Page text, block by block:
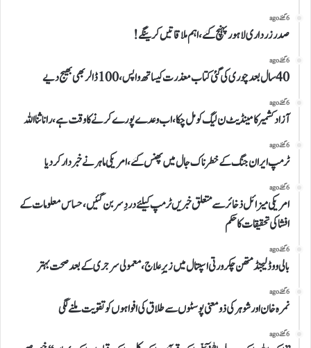
6 گھنٹے ago
صدرزرداری لاہور پہنچ گئے،اہم ملاقاتیں کرینگے!
6 گھنٹے ago
40سال بعدچوری کی گئی کتاب معذرت کیساتھ واپس،100ڈالر بھی بھیج دیے
6 گھنٹے ago
آزاد کشمیر کامینڈیٹ ن لیگ کو مل چکا،اب وعدے پورے کرنے کا وقت ہے،رانا ثنا اللہ
6 گھنٹے ago
ٹرمپ ایران جنگ کے خطرناک جال میں پھنس گئے، امریکی ماہر نے خبردار کردیا
6 گھنٹے ago
امریکی میزائل ذخائر سے متعلق خبریں ٹرمپ کیلئے دردِ سر بن گئیں،حساس معلومات کے
افشا کی تحقیقات کاحکم
6 گھنٹے ago
بالی ووڈ لیجنڈ متھن چکرورتی اسپتال میں زیرِ علاج، معمولی سرجری کے بعد صحت بہتر
6 گھنٹے ago
نمرہ خان اورشوہر کی ذومعنی پوسٹوں سے طلاق کی افواہوں کو تقویت ملنے لگی
6 گھنٹے ago